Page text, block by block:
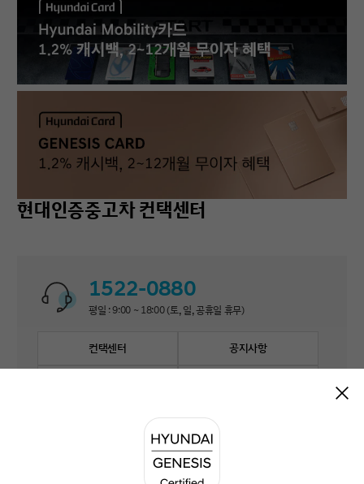
현대인증중고차 컨택센터
1522-0880
평일 : 9:00 ~ 18:00 (토, 일, 공휴일 휴무)
컨택센터 공지사항